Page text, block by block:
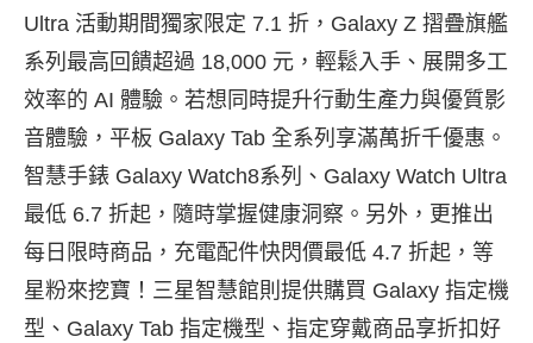
Ultra 活動期間獨家限定 7.1 折，Galaxy Z 摺疊旗艦
系列最高回饋超過 18,000 元，輕鬆入手、展開多工
效率的 AI 體驗。若想同時提升行動生產力與優質影
音體驗，平板 Galaxy Tab 全系列享滿萬折千優惠。
智慧手錶 Galaxy Watch8系列、Galaxy Watch Ultra
最低 6.7 折起，隨時掌握健康洞察。另外，更推出
每日限時商品，充電配件快閃價最低 4.7 折起，等
星粉來挖寶！三星智慧館則提供購買 Galaxy 指定機
型、Galaxy Tab 指定機型、指定穿戴商品享折扣好